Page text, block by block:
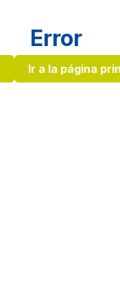
Error
Ir a la página